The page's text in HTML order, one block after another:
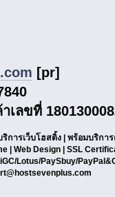
[pr]
ลขที่
การเว็บโฮสติ้ง | พร้อมบริกา
| Web Design | SSL
Lotus/PaySbuy/